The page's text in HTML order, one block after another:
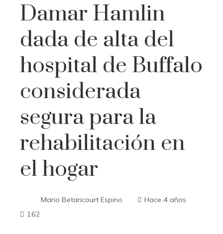
Damar Hamlin
dada de alta del
hospital de Buffalo
considerada
segura para la
rehabilitación en
el hogar
Mario Betancourt Espino
Hace 4 años
162